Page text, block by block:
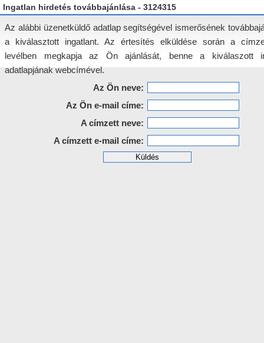
Ingatlan hirdetés továbbajánlása - 3124315
Az alábbi üzenetküldő adatlap segítségével ismerősének
a kiválasztott ingatlant. Az értesítés elküldése során a
levélben megkapja az Ön ajánlását, benne a kiválaszott
adatlapjának webcímével.
Az Ön neve:
Az Ön e-mail címe:
A címzett neve:
A címzett e-mail címe: